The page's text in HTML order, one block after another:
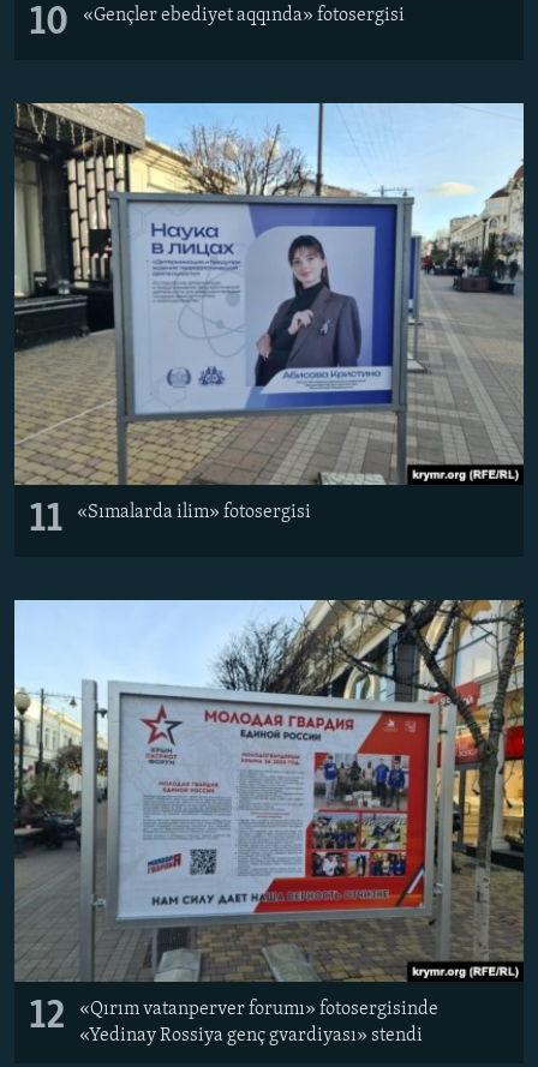
10 «Gençler ebediyet aqqında» fotosergisi
11 «Sımalarda ilim» fotosergisi
12
«Qırım vatanperver forumı» fotosergisinde
«Yedinay Rossiya genç gvardiyası» stendi